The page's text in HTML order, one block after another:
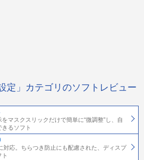
定」カテゴリのソフトレビュー
マスクスリックだけで簡単に“微調整”し、自
るソフト
対応。ちらつき防止にも配慮された、ディスプ